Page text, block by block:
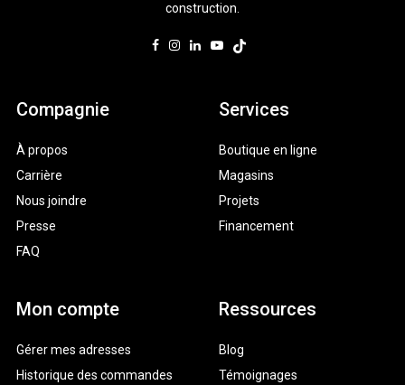
construction.
Compagnie
À propos
Carrière
Nous joindre
Presse
FAQ
Services
Boutique en ligne
Magasins
Projets
Financement
Mon compte
Gérer mes adresses
Historique des commandes
Ressources
Blog
Témoignages